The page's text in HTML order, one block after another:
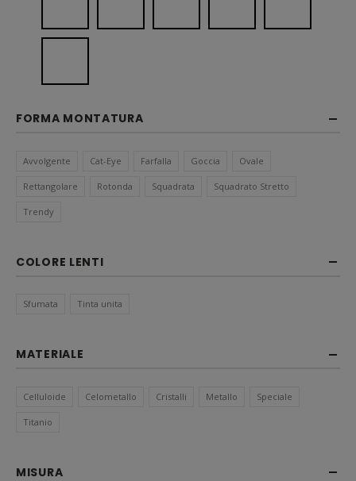
FORMA MONTATURA
Avvolgente Cat-Eye Farfalla Goccia Ovale
Rettangolare Rotonda Squadrata Squadrato Stretto
Trendy
COLORE LENTI
Sfumata Tinta unita
MATERIALE
Celluloide Celometallo Cristalli Metallo Speciale
Titanio
MISURA